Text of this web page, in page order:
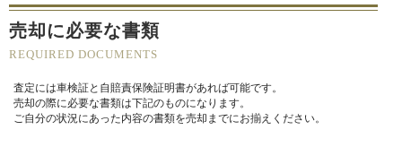
売却に必要な書類
REQUIRED DOCUMENTS
査定には車検証と自賠責保険証明書があれば可能です。
売却の際に必要な書類は下記のものになります。
ご自分の状況にあった内容の書類を売却までにお揃えください。